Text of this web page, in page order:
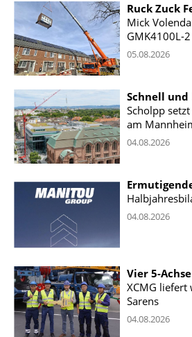
Ruck Zuck
Mick
GMK4100L-
05.08.2026
Schnell und
Scholpp
am
04.08.2026
04.08.2026
Vier 5-
XCMG liefert
Sarens
04.08.2026